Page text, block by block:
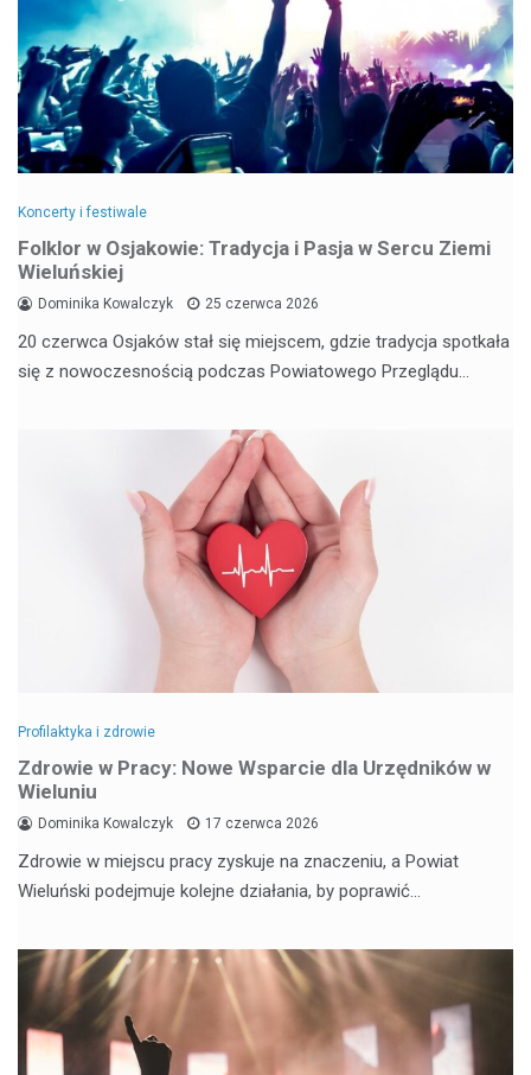
Koncerty i festiwale
Folklor w Osjakowie: Tradycja i Pasja w Sercu Ziemi
Wieluńskiej
Dominika Kowalczyk 25 czerwca 2026
20 czerwca Osjaków stał się miejscem, gdzie tradycja spotkała
się z nowoczesnością podczas Powiatowego Przeglądu…
Profilaktyka i zdrowie
Zdrowie w Pracy: Nowe Wsparcie dla Urzędników w
Wieluniu
Dominika Kowalczyk 17 czerwca 2026
Zdrowie w miejscu pracy zyskuje na znaczeniu, a Powiat
Wieluński podejmuje kolejne działania, by poprawić…